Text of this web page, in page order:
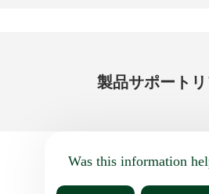
製品サポート
Was this information